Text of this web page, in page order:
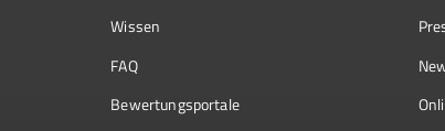
Wissen
FAQ
Bewertungsportale